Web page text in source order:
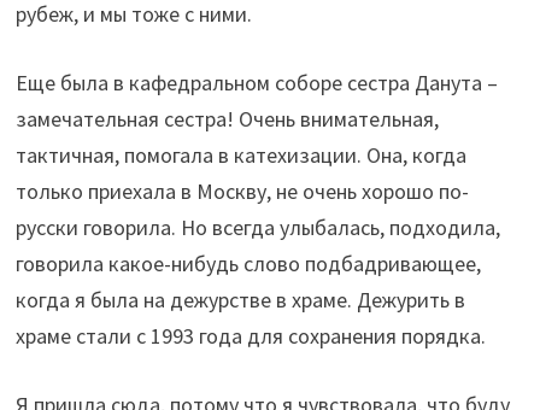
рубеж, и мы тоже с ними.
Еще была в кафедральном соборе сестра Данута –
замечательная сестра! Очень внимательная,
тактичная, помогала в катехизации. Она, когда
только приехала в Москву, не очень хорошо по-
русски говорила. Но всегда улыбалась, подходила,
говорила какое-нибудь слово подбадривающее,
когда я была на дежурстве в храме. Дежурить в
храме стали с 1993 года для сохранения порядка.